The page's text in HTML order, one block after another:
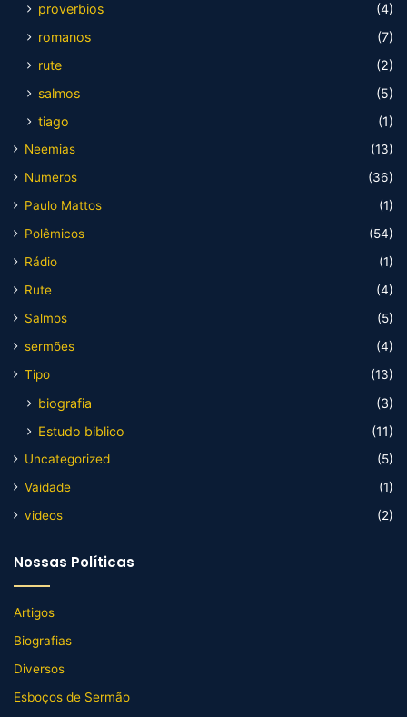
proverbios
(4)
romanos
(7)
rute
(2)
salmos
(5)
tiago
(1)
Neemias
(13)
Numeros
(36)
Paulo Mattos
(1)
Polêmicos
(54)
Rádio
(1)
Rute
(4)
Salmos
(5)
sermões
(4)
Tipo
(13)
biografia
(3)
Estudo biblico
(11)
Uncategorized
(5)
Vaidade
(1)
videos
(2)
Nossas Políticas
Artigos
Biografias
Diversos
Esboços de Sermão